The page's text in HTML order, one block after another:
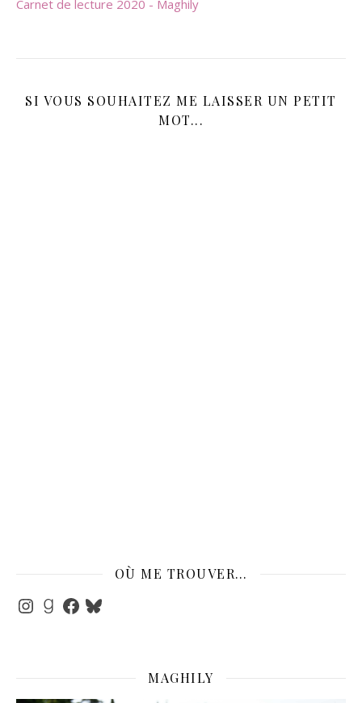
Carnet de lecture 2020 - Maghily
SI VOUS SOUHAITEZ ME LAISSER UN PETIT
MOT...
OÙ ME TROUVER…
Instagram
Goodreads
Facebook
Bluesky
MAGHILY